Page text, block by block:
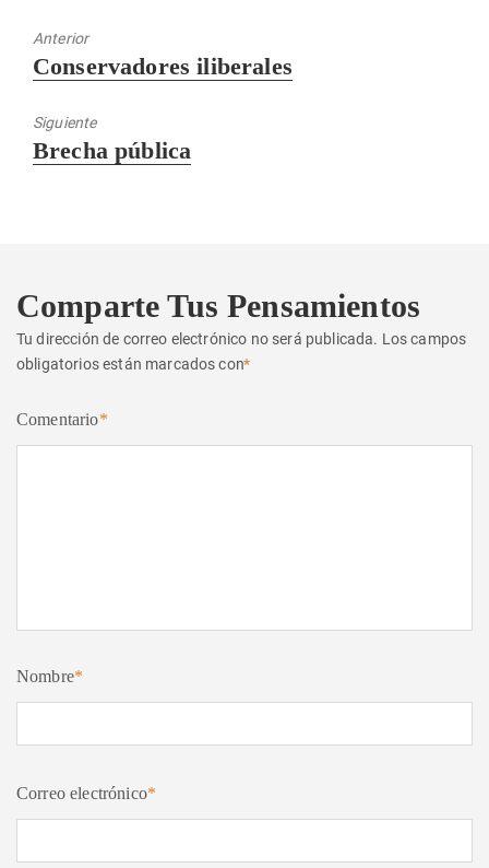
Anterior
Entrada
Conservadores iliberales
Siguiente
Entrada
Brecha pública
Comparte Tus Pensamientos
Tu dirección de correo electrónico no será publicada. Los campos
obligatorios están marcados con*
Comentario*
Nombre*
Correo electrónico*